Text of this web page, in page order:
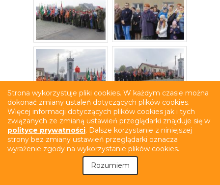
Strona wykorzystuje pliki cookies. W każdym czasie można
dokonać zmiany ustaleń dotyczących plików cookies.
Więcej informacji dotyczących plików cookies jak i tych
związanych ze zmianą ustawień przeglądarki znajduje się w
polityce prywatności. Dalsze korzystanie z niniejszej
strony bez zmiany ustawień przeglądarki oznacza
wyrażenie zgody na wykorzystanie plików cookies.
Rozumiem